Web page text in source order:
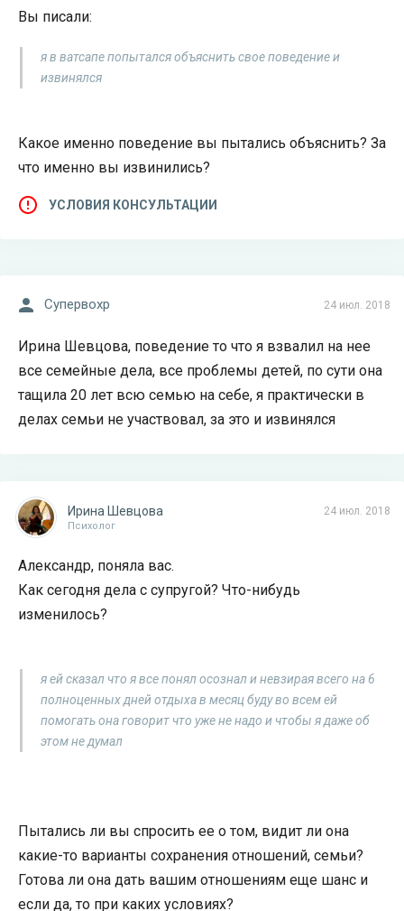
Вы писали:
я в ватсапе попытался объяснить свое поведение и
извинялся
Какое именно поведение вы пытались объяснить? За
что именно вы извинились?
УСЛОВИЯ КОНСУЛЬТАЦИИ
24 июл. 2018
Супервохр
Ирина Шевцова, поведение то что я взвалил на нее
все семейные дела, все проблемы детей, по сути она
тащила 20 лет всю семью на себе, я практически в
делах семьи не участвовал, за это и извинялся
24 июл. 2018
Ирина Шевцова
Психолог
Александр, поняла вас.
Как сегодня дела с супругой? Что-нибудь
изменилось?
я ей сказал что я все понял осознал и невзирая всего на 6
полноценных дней отдыха в месяц буду во всем ей
помогать она говорит что уже не надо и чтобы я даже об
этом не думал
Пытались ли вы спросить ее о том, видит ли она
какие-то варианты сохранения отношений, семьи?
Готова ли она дать вашим отношениям еще шанс и
если да, то при каких условиях?